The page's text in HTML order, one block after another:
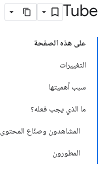
Tube
على هذه الصفحة
التغييرات
سبب أهميتها
ما الذي يجب فعله؟
المشاهدون وصنّاع المحتوى
المطورون